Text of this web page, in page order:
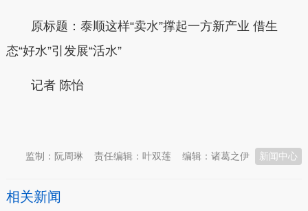
原标题：泰顺这样“卖水”撑起一方新产业 借生
态“好水”引发展“活水”
记者 陈怡
新闻中心
编辑：诸葛之伊
责任编辑：叶双莲
监制：阮周琳
相关新闻